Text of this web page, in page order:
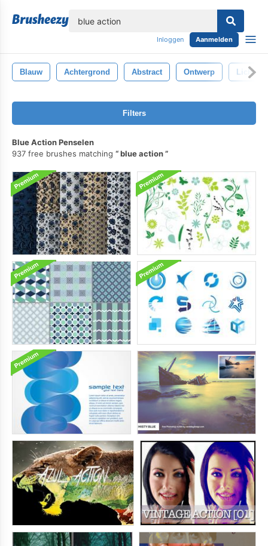
Inloggen Aanmelden
Blauw Achtergrond Abstract Ontwerp Licht
Filters
Blue Action Penselen
937 free brushes matching
blue action